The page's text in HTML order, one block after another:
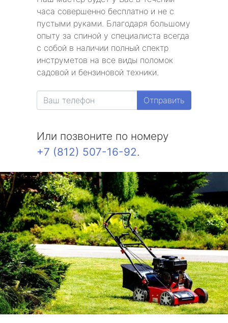
часа совершенно бесплатно и не с
пустыми руками. Благодаря большому
опыту за спиной у специалиста всегда
с собой в наличии полный спектр
инструметов на все виды поломок
садовой и бензиновой техники.
Отправить
Или позвоните по номеру
+7 (812) 507-16-92.